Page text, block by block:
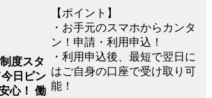
度スタ
日ピン
心！ 働
【ポイント】
・お手元のスマホからカンタ
ン！申請・利用申込！
・利用申込後、最短で翌日に
はご自身の口座で受け取り可
能！